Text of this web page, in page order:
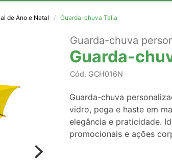
de Ano e Natal Guarda-chuva Talia
Guarda-chuva
Guarda-
Cód. GCH016N
Guarda-chuva
vidro, pega e haste em
elegância e praticidade.
promocionais e ações